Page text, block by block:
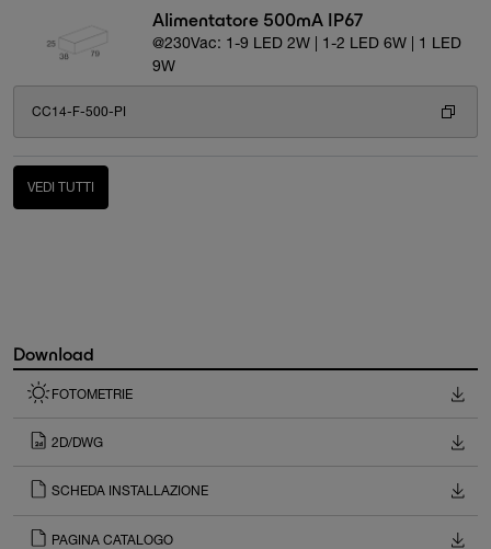
Alimentatore 500mA IP67
@230Vac: 1-9 LED 2W | 1-2 LED 6W | 1 LED
9W
CC14-F-500-PI
VEDI TUTTI
Download
FOTOMETRIE
2D/DWG
SCHEDA INSTALLAZIONE
PAGINA CATALOGO